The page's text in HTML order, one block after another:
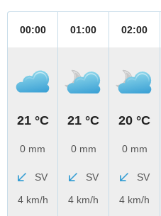
00:00
21 °C
0 mm
SV
4 km/h
01:00
21 °C
0 mm
SV
4 km/h
02:00
20 °C
0 mm
SV
4 km/h